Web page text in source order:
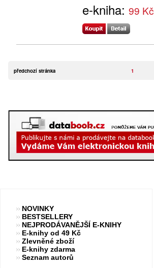
e-kniha: 99 Kč
předchozí stránka 1
NOVINKY
BESTSELLERY
NEJPRODÁVANĚJŠÍ E-KNIHY
E-knihy od 49 Kč
Zlevněné zboží
E-knihy zdarma
Seznam autorů